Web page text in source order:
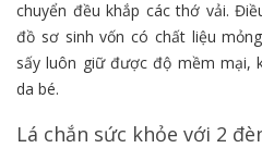
chuyển đều khắp các thớ vải.
đồ sơ sinh vốn có chất liệu
sấy luôn giữ được độ mềm mại,
da bé.
Lá chắn sức khỏe với 2